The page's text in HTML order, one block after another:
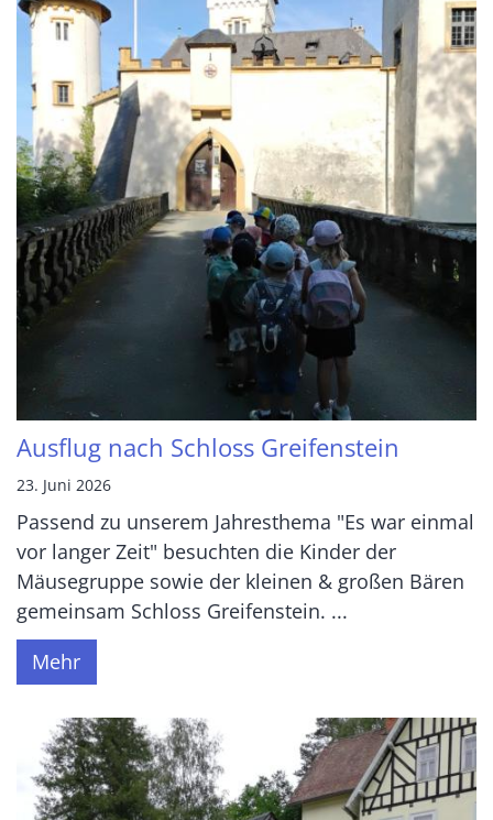
Ausflug nach Schloss Greifenstein
23. Juni 2026
Passend zu unserem Jahresthema "Es war einmal
vor langer Zeit" besuchten die Kinder der
Mäusegruppe sowie der kleinen & großen Bären
gemeinsam Schloss Greifenstein. ...
Mehr